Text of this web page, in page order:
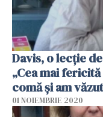
Davis, o lecție
„Cea mai
comă și am
01 NOIEMBRIE 2020